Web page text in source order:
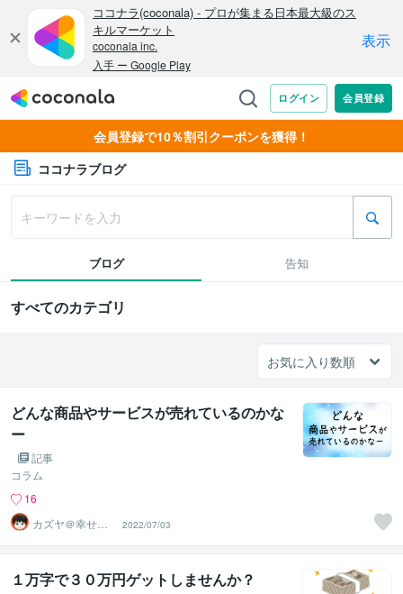
会員登録で10％割引クーポンを獲得！
ココナラブログ
ブログ 告知
すべてのカテゴリ
どんな商品やサービスが売れているのかな
ー
記事
コラム
16
カズヤ＠幸せア
ドバイザー
2022/07/03
１万字で３０万円ゲットしませんか？